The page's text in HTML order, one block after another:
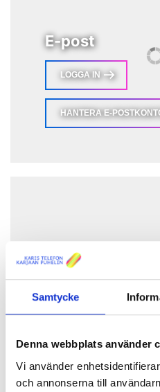
Samtycke
Denna webbplats använder
Vi använder
och annonserna till
E-post
LOGGA IN
HANTERA E-
Mina tjänster
Tjänster och fakturor
LOGGA IN